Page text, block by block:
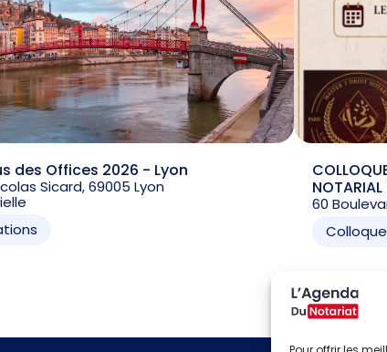
des Offices 2026 - Lyon
Sicard, 69005 Lyon
NOTARIAL
60